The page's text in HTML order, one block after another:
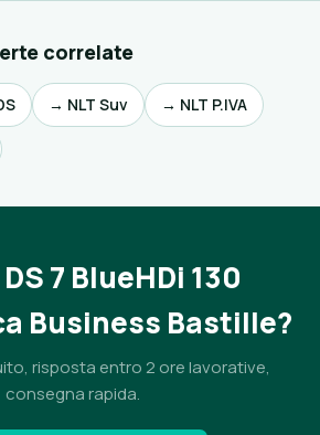
correlate
→ NLT Suv → NLT P.IVA
7 BlueHDi 130
Business Bastille?
risposta entro 2 ore lavorative,
consegna rapida.